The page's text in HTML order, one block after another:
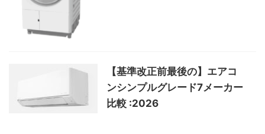
【基準改正前最後の】エアコ
ンシンプルグレード7メーカー
比較 :2026